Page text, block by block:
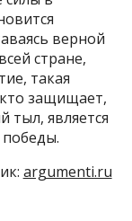
верной
стране,
такая
защищает,
тыл, является
argumenti.ru